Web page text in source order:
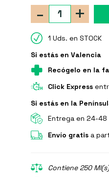
+
-
1 Uds. en STOCK
Si estás en Valencia
Recógelo en la
Click Express
Si estás en la
Entrega en 24-48
Envío gratis a
Contiene 250